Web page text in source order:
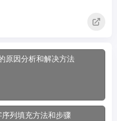
原因分析和解决方法
列填充方法和步骤